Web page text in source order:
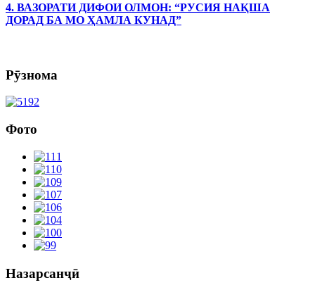
4. ВАЗОРАТИ ДИФОИ ОЛМОН: “РУСИЯ НАҚША
ДОРАД БА МО ҲАМЛА КУНАД”
Рӯзнома
Фото
Назарсанҷӣ